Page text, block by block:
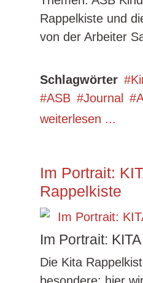
Rappelkiste und
von der Arbeiter
Schlagwörter
ASB
Journal
weiterlesen ...
Im Portrait:
Rappelkiste
Im Portrait:
Die Kita